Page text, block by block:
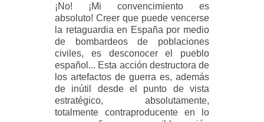
¡No! ¡Mi convencimiento es
absoluto! Creer que puede vencerse
la retaguardia en España por medio
de bombardeos de poblaciones
civiles, es desconocer el pueblo
español... Esta acción destructora de
los artefactos de guerra es, además
de inútil desde el punto de vista
estratégico, absolutamente,
totalmente contraproducente en lo